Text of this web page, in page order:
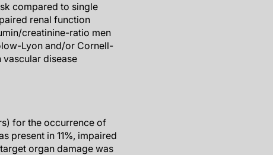
compared to single
renal function
creatinine-ratio men
Lyon and/or Cornell-
disease
for the occurrence of
present in 11%, impaired
organ damage was